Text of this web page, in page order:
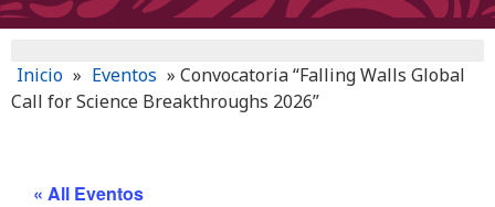
Inicio » Eventos » Convocatoria “Falling Walls Global
Call for Science Breakthroughs 2026”
« All Eventos